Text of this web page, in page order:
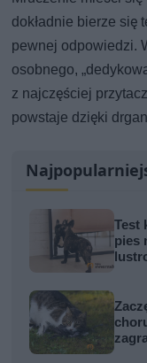
dokładnie bierze się
pewnej odpowiedzi.
osobnego,
z najczęściej
powstaje dzięki
Test
pies